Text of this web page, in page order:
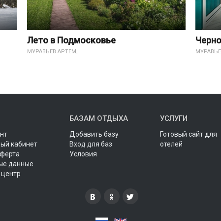
Лето в Подмосковье
МУРАВЬЕВ АРТЕМ,
кабинет
данные
БАЗАМ ОТДЫХА
Добавить базу
Вход для баз
Условия
УСЛУГИ
Готовый сайт для
отелей